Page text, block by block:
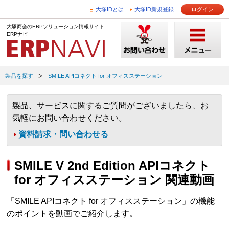
大塚IDとは 大塚ID新規登録 ログイン
大塚商会のERPソリューション情報サイト
ERPナビ
製品を探す SMILE APIコネクト for オフィスステーション
製品、サービスに関するご質問がございましたら、お
気軽にお問い合わせください。
資料請求・問い合わせる
SMILE V 2nd Edition APIコネクト
for オフィスステーション 関連動画
「SMILE APIコネクト for オフィスステーション」の機能
のポイントを動画でご紹介します。